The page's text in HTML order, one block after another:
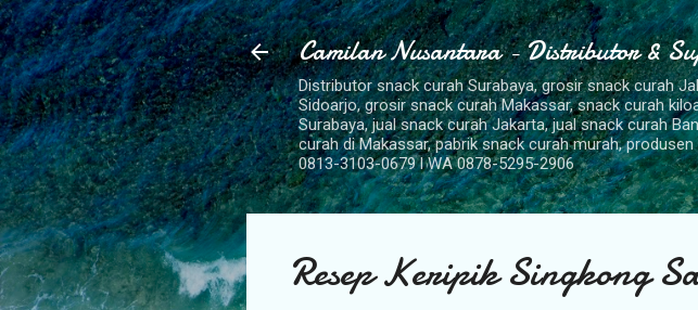
Camilan Nusantara - Distributor &
Distributor snack curah Surabaya, grosir snack curah
Sidoarjo, grosir snack curah Makassar, snack curah
Surabaya, jual snack curah Jakarta, jual snack curah
curah di Makassar, pabrik snack curah murah,
0813-3103-0679 l WA 0878-5295-2906
Resep Keripik Singkong